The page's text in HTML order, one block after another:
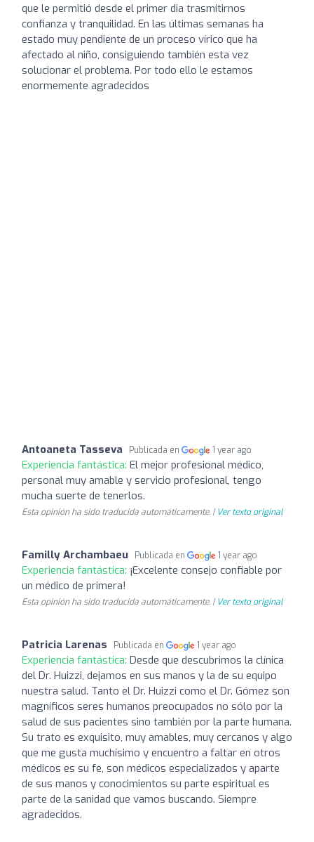
que le permitió desde el primer dia trasmitirnos
confianza y tranquilidad. En las últimas semanas ha
estado muy pendiente de un proceso vírico que ha
afectado al niño, consiguiendo también esta vez
solucionar el problema. Por todo ello le estamos
enormemente agradecidos
Antoaneta Tasseva Publicada en 1 year ago
Experiencia fantástica: El mejor profesional médico,
personal muy amable y servicio profesional, tengo
mucha suerte de tenerlos.
Esta opinión ha sido traducida automáticamente. | Ver texto original
Familly Archambaeu Publicada en 1 year ago
Experiencia fantástica: ¡Excelente consejo confiable por
un médico de primera!
Esta opinión ha sido traducida automáticamente. | Ver texto original
Patricia Larenas Publicada en 1 year ago
Experiencia fantástica: Desde que descubrimos la clínica
del Dr. Huizzi, dejamos en sus manos y la de su equipo
nuestra salud. Tanto el Dr. Huizzi como el Dr. Gómez son
magníficos seres humanos preocupados no sólo por la
salud de sus pacientes sino también por la parte humana.
Su trato es exquisito, muy amables, muy cercanos y algo
que me gusta muchísimo y encuentro a faltar en otros
médicos es su fe, son médicos especializados y aparte
de sus manos y conocimientos su parte espiritual es
parte de la sanidad que vamos buscando. Siempre
agradecidos.